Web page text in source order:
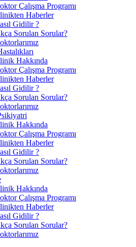
Çalışma Programı
Haberler
Gidilir ?
Sorulan Sorular?
Hakkında
Çalışma Programı
Haberler
Gidilir ?
Sorulan Sorular?
Hakkında
Çalışma Programı
Haberler
Gidilir ?
Sorulan Sorular?
Hakkında
Çalışma Programı
Haberler
Gidilir ?
Sorulan Sorular?